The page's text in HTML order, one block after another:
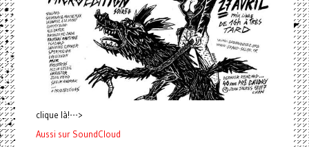
clique là!--->
Aussi sur SoundCloud